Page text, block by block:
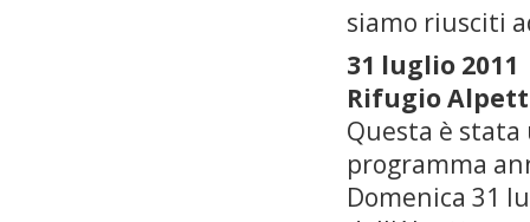
siamo riusciti
31 luglio 2011
Rifugio
Questa è
programma
Domenica 31